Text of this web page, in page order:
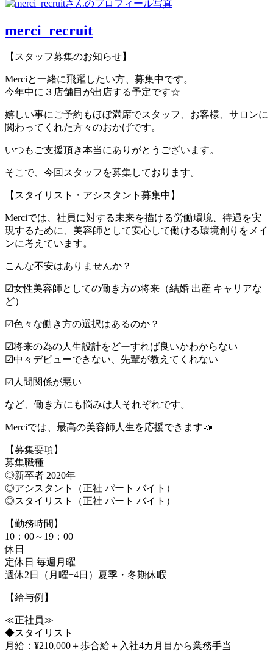
merci_recruit
【スタッフ募集のお知らせ】
Merciと一緒に飛躍したい方、募集中です。
今年中に３店舗目が出店する予定です☆
嬉しい事にご予約もほぼ満席でスタッフ、お客様、サロンに
関わってくれた方々のおかげです。
いつもご支援頂き本当にありがとうございます。
そこで、今回スタッフを募集しております。
【スタイリスト・アシスタント募集中】
Merciでは、社員に対する未来を描ける労働環境、待遇を実
現するために、美容師として安心して働ける環境創りをメイ
ンに考えています。
こんな不安はありませんか？
☑︎女性美容師としての働き方の将来（結婚 出産 キャリアな
ど）
☑︎色々な働き方の選択はあるのか？
☑︎将来の為の人生設計をどーすれば良いかわからない
☑︎中々デビューできない、先輩が教えてくれない
☑︎人間関係が悪い
など、働き方にも悩みは人それぞれです。
Merciでは、最高の美容師人生を応援できます📣
【募集要項】
募集職種
◎新卒者 2020年
◎アシスタント（正社 パート バイト）
◎スタイリスト（正社 パート バイト）
【勤務時間】
10：00～19：00
休日
定休日 毎週月曜
週休2日（月曜+4日）夏季・冬期休暇
【給与例】
≪正社員≫
◆スタイリスト
月給：¥210,000＋歩合給＋入社4カ月目から業務手当